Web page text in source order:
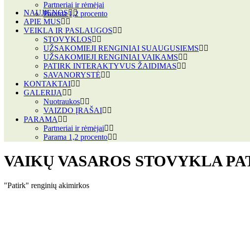
Partneriai ir rėmėjai
Parama 1,2 procento
NAUJIENOS
APIE MUS
VEIKLA IR PASLAUGOS
STOVYKLOS
UŽSAKOMIEJI RENGINIAI SUAUGUSIEMS
UŽSAKOMIEJI RENGINIAI VAIKAMS
PATIRK INTERAKTYVUS ŽAIDIMAS
SAVANORYSTĖ
KONTAKTAI
GALERIJA
Nuotraukos
VAIZDO ĮRAŠAI
PARAMA
Partneriai ir rėmėjai
Parama 1,2 procento
VAIKŲ VASAROS STOVYKLA
"Patirk" renginių akimirkos